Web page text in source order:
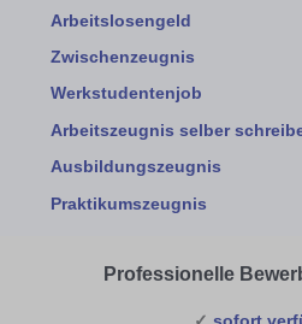
Arbeitslosengeld
Zwischenzeugnis
Werkstudentenjob
Arbeitszeugnis selber
Ausbildungszeugnis
Praktikumszeugnis
Professionelle